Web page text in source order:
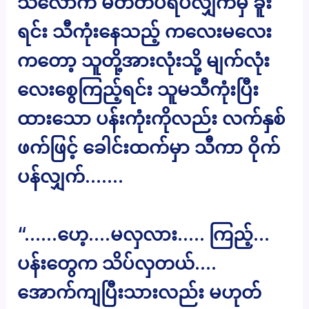
ရင်း သီကုံးနေသည့် ကလေးမလေး
ကတော့ သူတို့အားလုံးသို့ မျက်လုံး
လေးစွေကြည့်ရင်း သူမသီကုံးပြီး
ထားသော ပန်းကုံးကိုလည်း လက်နှစ်
ဖက်ဖြင့် ခေါင်းထက်မှာ သီကာ ဝိုက်
ပန်လျှက်…….
“……ဟေ့….မလှလား….. ကြည့်…
ပန်းတွေက သိပ်လှတယ်….
အောက်ကျပြီးသားလည်း မဟုတ်